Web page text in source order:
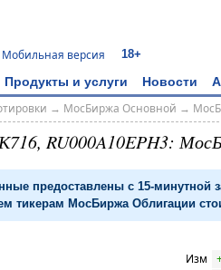
Мобильная версия 18+
Продукты и услуги Новости
→ МосБиржа Основной →
RU000A10EPH3:
предоставлены с 15-минутной
тикерам МосБиржа Облигации
Изм